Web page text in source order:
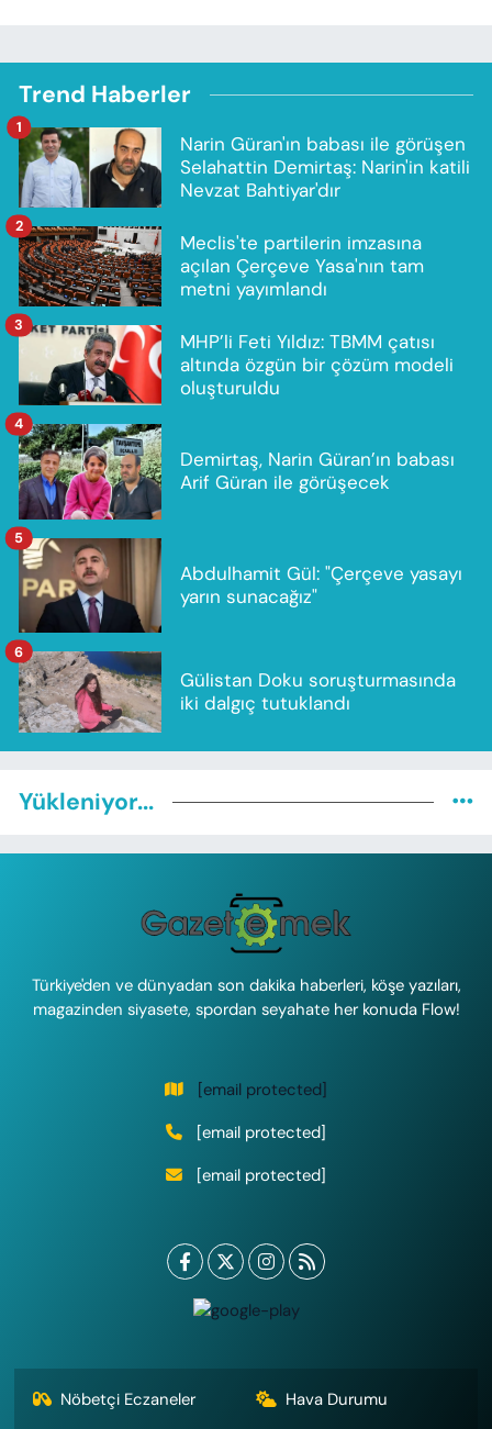
Trend Haberler
Narin Güran'ın babası ile görüşen
Selahattin Demirtaş: Narin'in katili
Nevzat Bahtiyar'dır
1
Meclis'te partilerin imzasına
açılan Çerçeve Yasa'nın tam
metni yayımlandı
2
MHP’li Feti Yıldız: TBMM çatısı
altında özgün bir çözüm modeli
oluşturuldu
3
Demirtaş, Narin Güran’ın babası
Arif Güran ile görüşecek
4
Abdulhamit Gül: "Çerçeve yasayı
yarın sunacağız"
5
Gülistan Doku soruşturmasında
iki dalgıç tutuklandı
6
Yükleniyor...
Türkiye'den ve dünyadan son dakika haberleri, köşe yazıları,
magazinden siyasete, spordan seyahate her konuda Flow!
[email protected]
[email protected]
[email protected]
Nöbetçi Eczaneler Hava Durumu